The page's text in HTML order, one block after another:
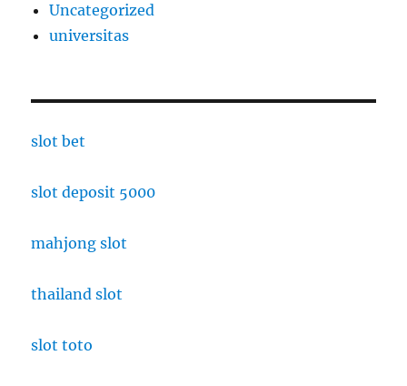
Uncategorized
universitas
slot bet
slot deposit 5000
mahjong slot
thailand slot
slot toto